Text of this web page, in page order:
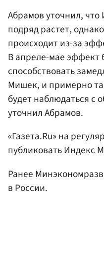
Абрамов уточнил,
подряд растет,
происходит из-за
В апреле-мае эффект
способствовать
Мишек, и примерно
будет наблюдаться
уточнил Абрамов.
«Газета.Ru» на
публиковать Индекс
Ранее
в России.